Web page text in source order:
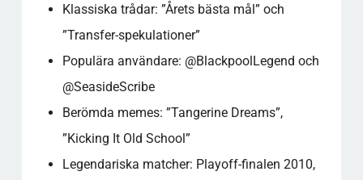
Klassiska trådar: ”Årets bästa mål” och
”Transfer-spekulationer”
Populära användare: @BlackpoolLegend och
@SeasideScribe
Berömda memes: ”Tangerine Dreams”,
”Kicking It Old School”
Legendariska matcher: Playoff-finalen 2010,